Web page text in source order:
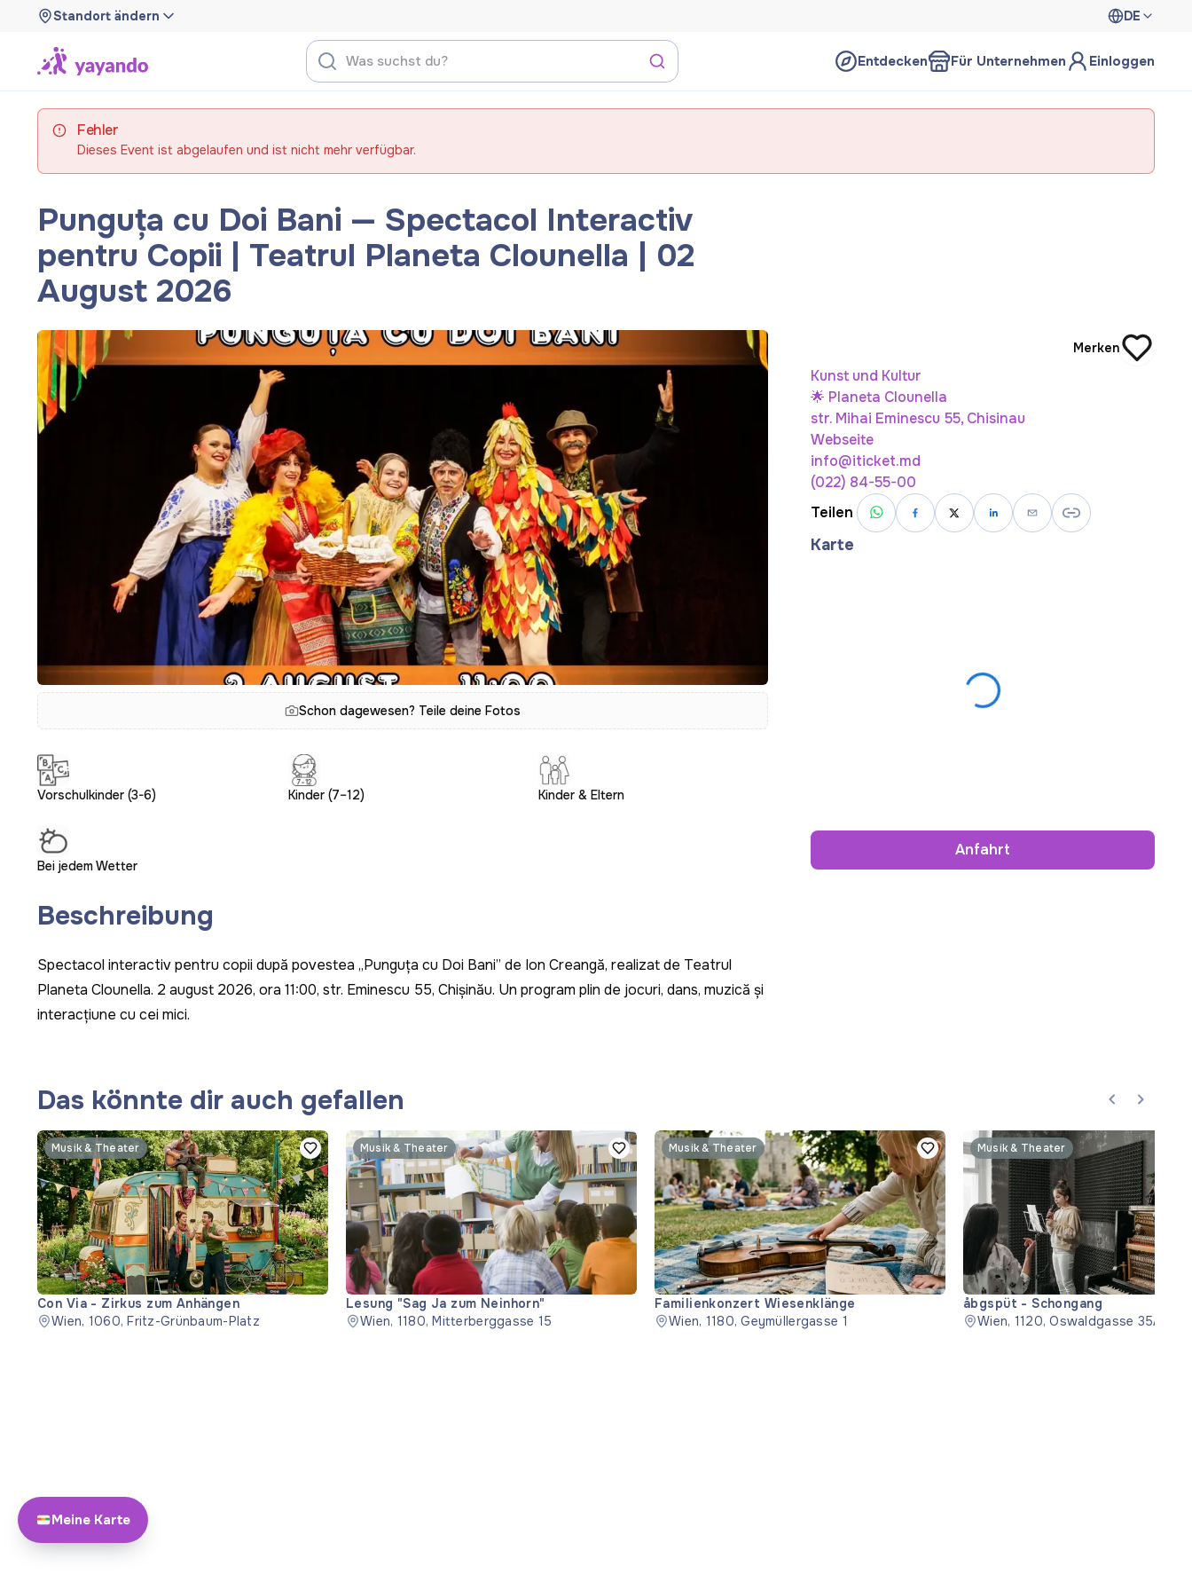
Standort ändern DE
Entdecken Für Unternehmen Einloggen
Fehler
Dieses Event ist abgelaufen und ist nicht mehr verfügbar.
Punguța cu Doi Bani — Spectacol Interactiv
pentru Copii | Teatrul Planeta Clounella | 02
August 2026
Schon dagewesen? Teile deine Fotos
Vorschulkinder (3-6) Kinder (7–12) Kinder & Eltern
Bei jedem Wetter
Beschreibung
Spectacol interactiv pentru copii după povestea „Punguța cu Doi Bani” de Ion Creangă, realizat de Teatrul
Planeta Clounella. 2 august 2026, ora 11:00, str. Eminescu 55, Chișinău. Un program plin de jocuri, dans, muzică și
interacțiune cu cei mici.
Merken
Kunst und Kultur
🌟 Planeta Clounella
str. Mihai Eminescu 55, Chisinau
Webseite
info@iticket.md
(022) 84-55-00
Teilen
Karte
Anfahrt
Das könnte dir auch gefallen
Musik & Theater
Con Via - Zirkus zum Anhängen
Wien, 1060, Fritz-Grünbaum-Platz
Musik & Theater
Lesung "Sag Ja zum Neinhorn"
Wien, 1180, Mitterberggasse 15
Musik & Theater
Familienkonzert Wiesenklänge
Wien, 1180, Geymüllergasse 1
Musik & Theater
åbgspüt - Schongang
Wien, 1120, Oswaldgasse 35A
Meine Karte